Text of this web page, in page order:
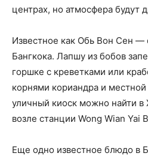
центрах, но атмосфера будут
Известное как Обь Вон Сен
Бангкока. Лапшу из бобов
горшке с креветками или
корнями кориандра и
уличный киоск можно найти в
возле станции Wong Wian Yai
Еще одно известное блюдо в